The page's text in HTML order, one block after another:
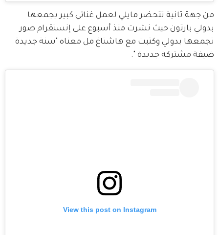
من جهة ثانية تتحضر مايلي لعمل غنائي كبير يجمعها
بدولي بارتون حيث نشرت منذ أسبوع على إنستقرام صور
تجمعها بدولي وكتبت مع هاشتاغ مل معناه "سنة جديدة
ضيفة مشتركة جديدة ".
View this post on Instagram